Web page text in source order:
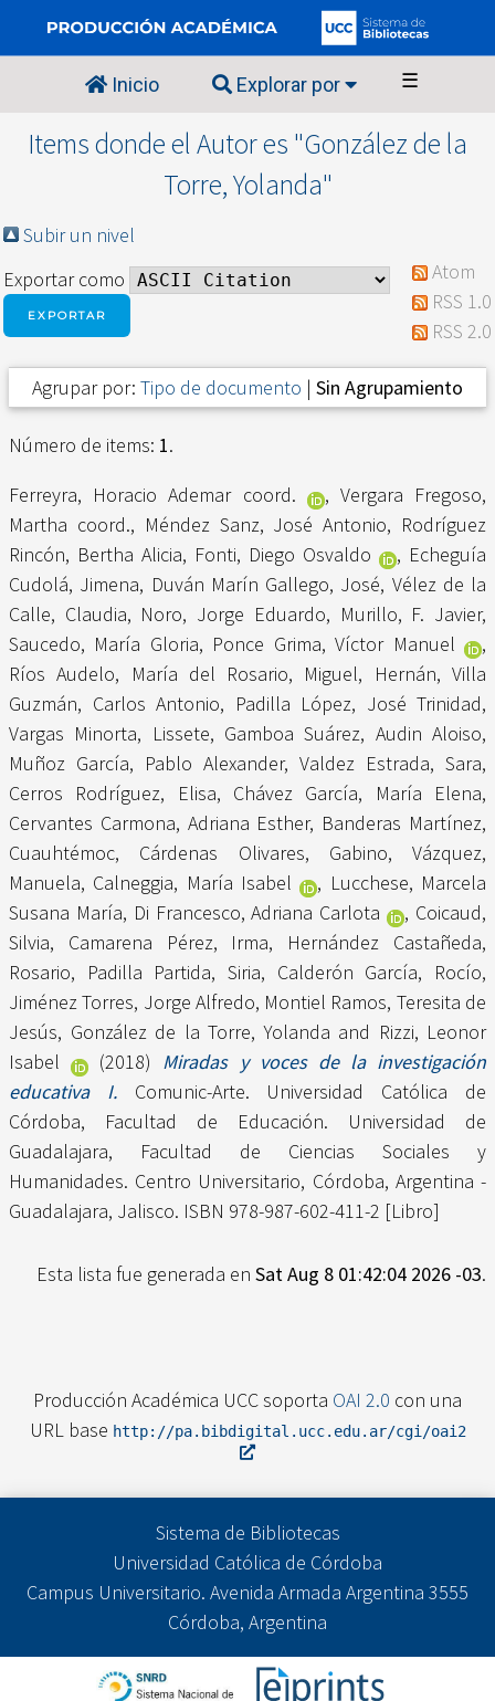
Inicio Explorar por ☰
Items donde el Autor es "González de la
Torre, Yolanda"
Subir un nivel
Exportar como
Atom
RSS 1.0
RSS 2.0
Agrupar por: Tipo de documento | Sin Agrupamiento
Número de items: 1.
Ferreyra, Horacio Ademar coord.
, Vergara Fregoso,
Martha coord., Méndez Sanz, José Antonio, Rodríguez
Rincón, Bertha Alicia, Fonti, Diego Osvaldo , Echeguía
Cudolá, Jimena, Duván Marín Gallego, José, Vélez de la
Calle, Claudia, Noro, Jorge Eduardo, Murillo, F. Javier,
Saucedo, María Gloria, Ponce Grima, Víctor Manuel
,
Ríos Audelo, María del Rosario, Miguel, Hernán,Villa
Guzmán, Carlos Antonio, Padilla López, José Trinidad,
Vargas Minorta, Lissete, Gamboa Suárez, Audin Aloiso,
Muñoz García, Pablo Alexander, Valdez Estrada, Sara,
Cerros Rodríguez, Elisa, Chávez García, María Elena,
Cervantes Carmona, Adriana Esther, Banderas Martínez,
Cuauhtémoc, Cárdenas Olivares, Gabino, Vázquez,
Manuela, Calneggia, María Isabel , Lucchese, Marcela
Susana María, Di Francesco, Adriana Carlota , Coicaud,
Silvia, Camarena Pérez, Irma, Hernández Castañeda,
Rosario, Padilla Partida, Siria, Calderón García, Rocío,
Jiménez Torres, Jorge Alfredo, Montiel Ramos, Teresita de
Jesús, González de la Torre, Yolanda and Rizzi, Leonor
Isabel
(2018) Miradas y voces de la investigación
educativa I.Comunic-Arte. Universidad Católica de
Córdoba, Facultad de Educación. Universidad de
Guadalajara, Facultad de Ciencias Sociales y
Humanidades. Centro Universitario, Córdoba, Argentina -
Guadalajara, Jalisco. ISBN 978-987-602-411-2 [Libro]
Esta lista fue generada en Sat Aug 8 01:42:04 2026 -03.
Producción Académica UCC soporta OAI 2.0 con una
URL base http://pa.bibdigital.ucc.edu.ar/cgi/oai2
Sistema de Bibliotecas
Universidad Católica de Córdoba
Campus Universitario. Avenida Armada Argentina 3555
Córdoba, Argentina